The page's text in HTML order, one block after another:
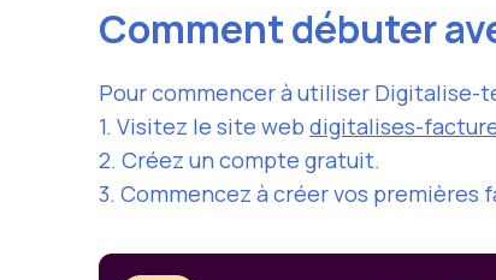
Comment débuter
Pour commencer à utiliser Digitalise-
1. Visitez le site web digitalises-
2. Créez un compte gratuit.
3. Commencez à créer vos